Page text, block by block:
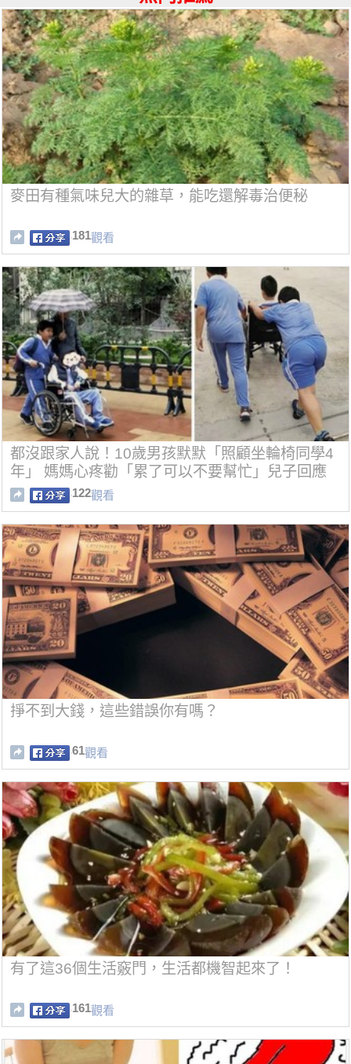
麥田有種氣味兒大的雜草，能吃還解毒治便秘
181觀看
都沒跟家人說！10歲男孩默默「照顧坐輪椅同學4
年」 媽媽心疼勸「累了可以不要幫忙」兒子回應
哭了
122觀看
掙不到大錢，這些錯誤你有嗎？
61觀看
有了這36個生活竅門，生活都機智起來了！
161觀看